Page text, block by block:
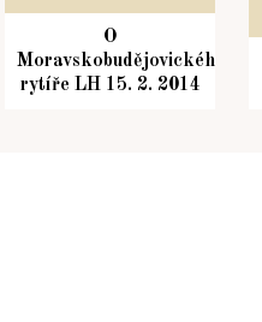
O
Moravskobudějovického
rytíře LH 15. 2. 2014